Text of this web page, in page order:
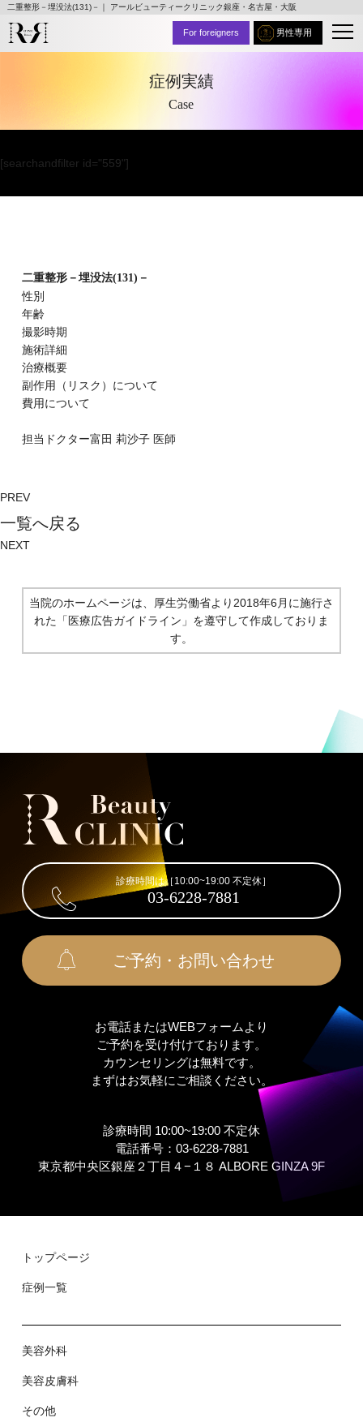
二重整形－埋没法(131)－｜ アールビューティークリニック銀座・名古屋・大阪
男性専用
For foreigners
症例実績
Case
[searchandfilter id="559"]
二重整形－埋没法(131)－
性別
年齢
撮影時期
施術詳細
治療概要
副作⽤（リスク）について
費⽤について
担当ドクター富⽥ 莉沙⼦医師
PREV
⼀覧へ戻る
NEXT
当院のホームページは、厚生労働省より2018年6月に施行さ
れた 「医療広告ガイドライン」を遵守して作成しておりま
す。
診療時間は［10:00~19:00 不定休］
03-6228-7881
ご予約・お問い合わせ
お電話またはWEBフォームより
ご予約を受け付けております。
カウンセリングは無料です。
まずはお気軽にご相談ください。
診療時間 10:00~19:00 不定休
電話番号：03-6228-7881
東京都中央区銀座２丁⽬４−１８ ALBORE GINZA 9F
トップページ
症例⼀覧
美容外科
美容⽪膚科
その他